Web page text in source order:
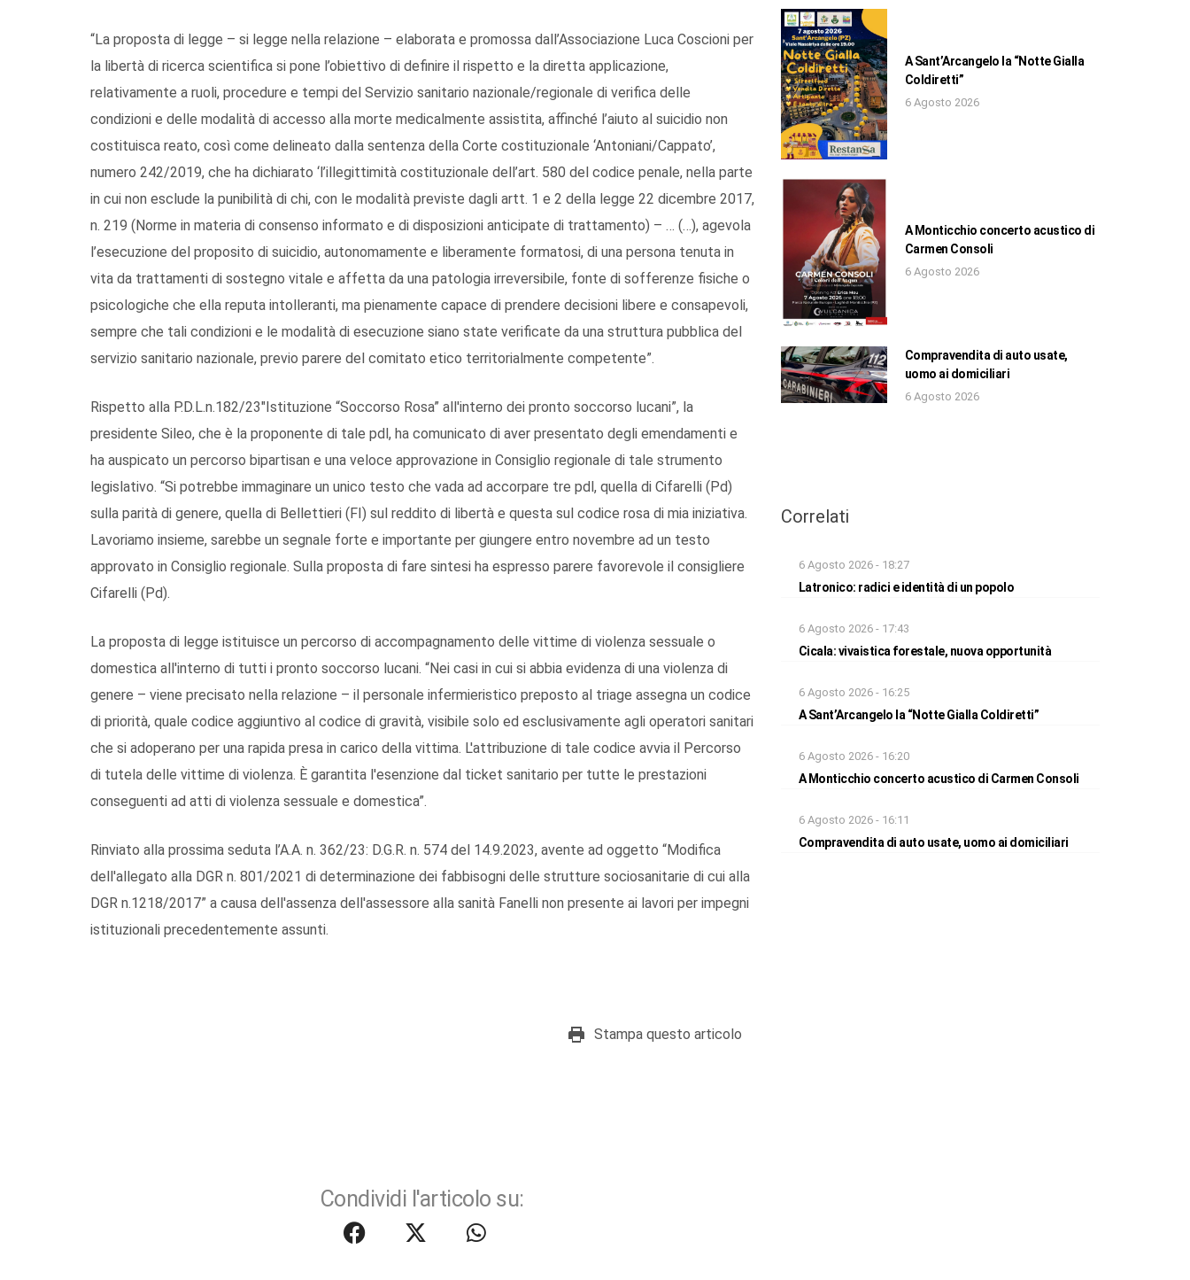
“La proposta di legge – si legge nella relazione – elaborata e promossa dall’Associazione Luca Coscioni per
la libertà di ricerca scientifica si pone l’obiettivo di definire il rispetto e la diretta applicazione,
relativamente a ruoli, procedure e tempi del Servizio sanitario nazionale/regionale di verifica delle
condizioni e delle modalità di accesso alla morte medicalmente assistita, affinché l’aiuto al suicidio non
costituisca reato, così come delineato dalla sentenza della Corte costituzionale ‘Antoniani/Cappato’,
numero 242/2019, che ha dichiarato ‘l’illegittimità costituzionale dell’art. 580 del codice penale, nella parte
in cui non esclude la punibilità di chi, con le modalità previste dagli artt. 1 e 2 della legge 22 dicembre 2017,
n. 219 (Norme in materia di consenso informato e di disposizioni anticipate di trattamento) – … (…), agevola
l’esecuzione del proposito di suicidio, autonomamente e liberamente formatosi, di una persona tenuta in
vita da trattamenti di sostegno vitale e affetta da una patologia irreversibile, fonte di sofferenze fisiche o
psicologiche che ella reputa intolleranti, ma pienamente capace di prendere decisioni libere e consapevoli,
sempre che tali condizioni e le modalità di esecuzione siano state verificate da una struttura pubblica del
servizio sanitario nazionale, previo parere del comitato etico territorialmente competente”.
Rispetto alla P.D.L.n.182/23″Istituzione “Soccorso Rosa” all'interno dei pronto soccorso lucani”, la
presidente Sileo, che è la proponente di tale pdl, ha comunicato di aver presentato degli emendamenti e
ha auspicato un percorso bipartisan e una veloce approvazione in Consiglio regionale di tale strumento
legislativo. “Si potrebbe immaginare un unico testo che vada ad accorpare tre pdl, quella di Cifarelli (Pd)
sulla parità di genere, quella di Bellettieri (FI) sul reddito di libertà e questa sul codice rosa di mia iniziativa.
Lavoriamo insieme, sarebbe un segnale forte e importante per giungere entro novembre ad un testo
approvato in Consiglio regionale. Sulla proposta di fare sintesi ha espresso parere favorevole il consigliere
Cifarelli (Pd).
La proposta di legge istituisce un percorso di accompagnamento delle vittime di violenza sessuale o
domestica all'interno di tutti i pronto soccorso lucani. “Nei casi in cui si abbia evidenza di una violenza di
genere – viene precisato nella relazione – il personale infermieristico preposto al triage assegna un codice
di priorità, quale codice aggiuntivo al codice di gravità, visibile solo ed esclusivamente agli operatori sanitari
che si adoperano per una rapida presa in carico della vittima. L'attribuzione di tale codice avvia il Percorso
di tutela delle vittime di violenza. È garantita l'esenzione dal ticket sanitario per tutte le prestazioni
conseguenti ad atti di violenza sessuale e domestica”.
Rinviato alla prossima seduta l’A.A. n. 362/23: D.G.R. n. 574 del 14.9.2023, avente ad oggetto “Modifica
dell'allegato alla DGR n. 801/2021 di determinazione dei fabbisogni delle strutture sociosanitarie di cui alla
DGR n.1218/2017” a causa dell'assenza dell'assessore alla sanità Fanelli non presente ai lavori per impegni
istituzionali precedentemente assunti.
Stampa questo articolo
Condividi l'articolo su:
A Sant’Arcangelo la “Notte Gialla
Coldiretti”
6 Agosto 2026
A Monticchio concerto acustico di
Carmen Consoli
6 Agosto 2026
Compravendita di auto usate,
uomo ai domiciliari
6 Agosto 2026
Correlati
6 Agosto 2026 - 18:27
Latronico: radici e identità di un popolo
6 Agosto 2026 - 17:43
Cicala: vivaistica forestale, nuova opportunità
6 Agosto 2026 - 16:25
A Sant’Arcangelo la “Notte Gialla Coldiretti”
6 Agosto 2026 - 16:20
A Monticchio concerto acustico di Carmen Consoli
6 Agosto 2026 - 16:11
Compravendita di auto usate, uomo ai domiciliari